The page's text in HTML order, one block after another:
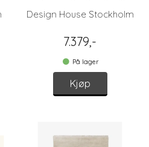
Design House Stockholm
7.379,-
På lager
Kjøp